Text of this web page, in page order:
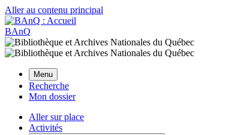
Aller au contenu principal
BAnQ
Menu
Recherche
Mon dossier
Aller sur place
Activités